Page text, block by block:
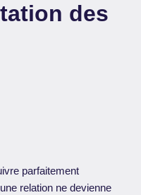
des
parfaitement
relation ne devienne